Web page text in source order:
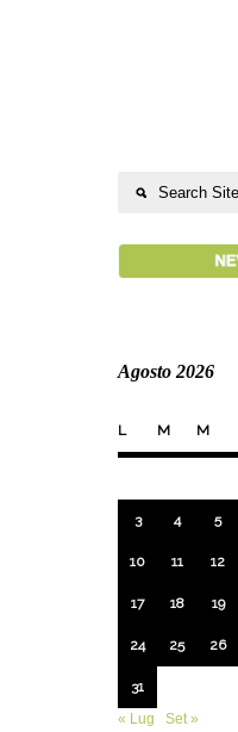
Agosto 2026
L M M
3 4 5
10 11 12
17 18 19
24 25 26
31
« Lug
Set »